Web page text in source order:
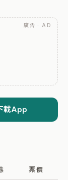
廣告 · AD
載App
票價